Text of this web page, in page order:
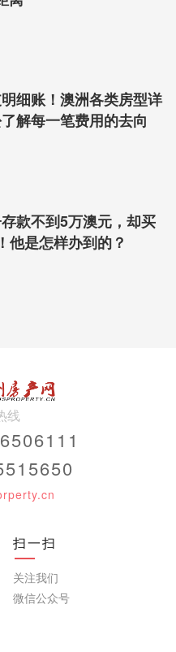
细账！澳洲各类房型详
解每一笔费用的去向
款不到5万澳元，却买
他是怎样办到的？
线
扫一扫
关注我们
微信公众号